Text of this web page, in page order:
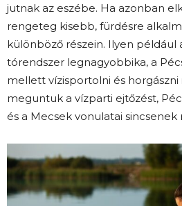
jutnak az eszébe. Ha azonban
rengeteg kisebb, fürdésre
különböző részein. Ilyen például
tórendszer legnagyobbika, a
mellett vízisportolni és horgászni
meguntuk a vízparti ejtőzést,
és a Mecsek vonulatai sincsenek